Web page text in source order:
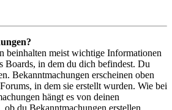
beinhalten meist wichtige Informationen
Boards, in dem du dich befindest. Du
Bekanntmachungen erscheinen oben
in dem sie erstellt wurden. Wie bei
hängt es von deinen
ob du Bekanntmachungen erstellen